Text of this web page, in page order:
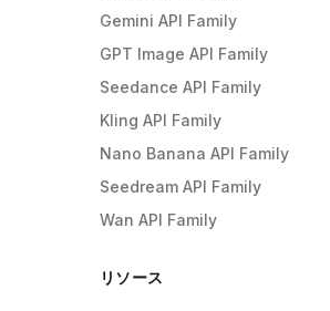
Gemini API Family
GPT Image API Family
Seedance API Family
Kling API Family
Nano Banana API Family
Seedream API Family
Wan API Family
リソース